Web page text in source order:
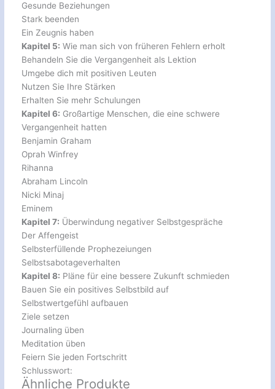
Gesunde Beziehungen
Stark beenden
Ein Zeugnis haben
Kapitel 5: Wie man sich von früheren Fehlern erholt
Behandeln Sie die Vergangenheit als Lektion
Umgebe dich mit positiven Leuten
Nutzen Sie Ihre Stärken
Erhalten Sie mehr Schulungen
Kapitel 6: Großartige Menschen, die eine schwere
Vergangenheit hatten
Benjamin Graham
Oprah Winfrey
Rihanna
Abraham Lincoln
Nicki Minaj
Eminem
Kapitel 7: Überwindung negativer Selbstgespräche
Der Affengeist
Selbsterfüllende Prophezeiungen
Selbstsabotageverhalten
Kapitel 8: Pläne für eine bessere Zukunft schmieden
Bauen Sie ein positives Selbstbild auf
Selbstwertgefühl aufbauen
Ziele setzen
Journaling üben
Meditation üben
Feiern Sie jeden Fortschritt
Schlusswort:
Ähnliche Produkte